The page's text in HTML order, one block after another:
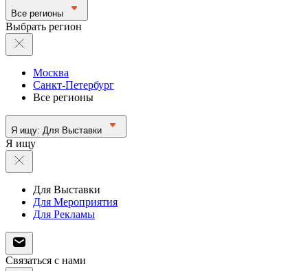
Все регионы
Выбрать регион
Москва
Санкт-Петербург
Все регионы
Я ищу: Для Выставки
Я ищу
Для Выставки
Для Мероприятия
Для Рекламы
Связаться с нами